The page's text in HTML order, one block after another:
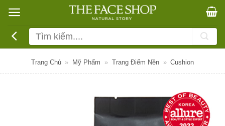
qua
dung
Tìm
kiếm:
Trang Chủ » Mỹ Phẩm » Trang Điểm Nền » Cushion